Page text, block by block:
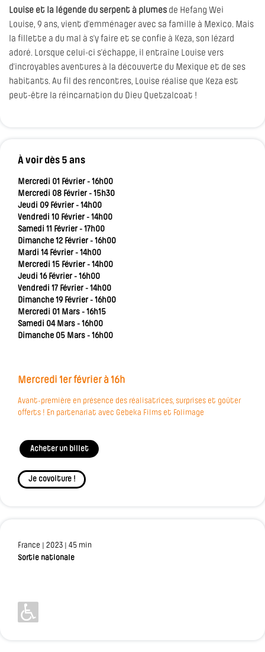
Louise et la légende du serpent à plumes de Hefang Wei
Louise, 9 ans, vient d’emménager avec sa famille à Mexico. Mais
la fillette a du mal à s’y faire et se confie à Keza, son lézard
adoré. Lorsque celui-ci s’échappe, il entraîne Louise vers
d’incroyables aventures à la découverte du Mexique et de ses
habitants. Au fil des rencontres, Louise réalise que Keza est
peut-être la réincarnation du Dieu Quetzalcoat !
À voir dès 5 ans
Mercredi 01 Février - 16h00
Mercredi 08 Février - 15h30
Jeudi 09 Février - 14h00
Vendredi 10 Février - 14h00
Samedi 11 Février - 17h00
Dimanche 12 Février - 16h00
Mardi 14 Février - 14h00
Mercredi 15 Février - 14h00
Jeudi 16 Février - 16h00
Vendredi 17 Février - 14h00
Dimanche 19 Février - 16h00
Mercredi 01 Mars - 16h15
Samedi 04 Mars - 16h00
Dimanche 05 Mars - 16h00
Mercredi 1er février à 16h
Avant-première en présence des réalisatrices, surprises et goûter
offerts ! En partenariat avec Gebeka Films et Folimage
Acheter un billet
Je covoiture !
France | 2023 | 45 min
Sortie nationale